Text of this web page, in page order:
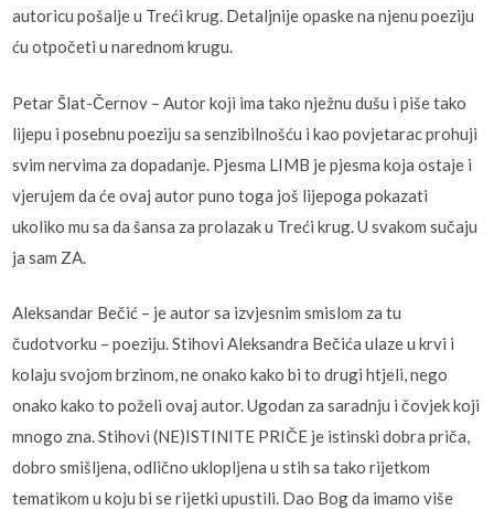
autoricu pošalje u Treći krug. Detaljnije opaske na njenu poeziju
ću otpočeti u narednom krugu.
Petar Šlat-Černov – Autor koji ima tako nježnu dušu i piše tako
lijepu i posebnu poeziju sa senzibilnošću i kao povjetarac prohuji
svim nervima za dopadanje. Pjesma LIMB je pjesma koja ostaje i
vjerujem da će ovaj autor puno toga još lijepoga pokazati
ukoliko mu sa da šansa za prolazak u Treći krug. U svakom sučaju
ja sam ZA.
Aleksandar Bečić – je autor sa izvjesnim smislom za tu
čudotvorku – poeziju. Stihovi Aleksandra Bečića ulaze u krvi i
kolaju svojom brzinom, ne onako kako bi to drugi htjeli, nego
onako kako to poželi ovaj autor. Ugodan za saradnju i čovjek koji
mnogo zna. Stihovi (NE)ISTINITE PRIČE je istinski dobra priča,
dobro smišljena, odlično uklopljena u stih sa tako rijetkom
tematikom u koju bi se rijetki upustili. Dao Bog da imamo više